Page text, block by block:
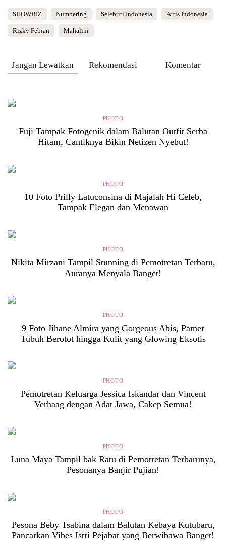
SHOWBIZ Numbering Selebriti Indonesia Artis Indonesia
Rizky Febian Mahalini
Jangan Lewatkan Rekomendasi Komentar
PHOTO
Fuji Tampak Fotogenik dalam Balutan Outfit Serba
Hitam, Cantiknya Bikin Netizen Nyebut!
PHOTO
10 Foto Prilly Latuconsina di Majalah Hi Celeb,
Tampak Elegan dan Menawan
PHOTO
Nikita Mirzani Tampil Stunning di Pemotretan Terbaru,
Auranya Menyala Banget!
PHOTO
9 Foto Jihane Almira yang Gorgeous Abis, Pamer
Tubuh Berotot hingga Kulit yang Glowing Eksotis
PHOTO
Pemotretan Keluarga Jessica Iskandar dan Vincent
Verhaag dengan Adat Jawa, Cakep Semua!
PHOTO
Luna Maya Tampil bak Ratu di Pemotretan Terbarunya,
Pesonanya Banjir Pujian!
PHOTO
Pesona Beby Tsabina dalam Balutan Kebaya Kutubaru,
Pancarkan Vibes Istri Pejabat yang Berwibawa Banget!